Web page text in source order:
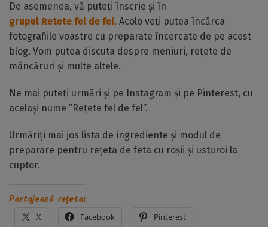
De asemenea, vă puteți înscrie și în
grupul Retete fel de fel. Acolo veți putea încărca
fotografiile voastre cu preparate încercate de pe acest
blog. Vom putea discuta despre meniuri, rețete de
mâncăruri și multe altele.
Ne mai puteți urmări și pe Instagram și pe Pinterest, cu
același nume ”Rețete fel de fel”.
Urmăriți mai jos lista de ingrediente și modul de
preparare pentru rețeta de feta cu roșii și usturoi la
cuptor.
Partajează rețeta:
X Facebook Pinterest